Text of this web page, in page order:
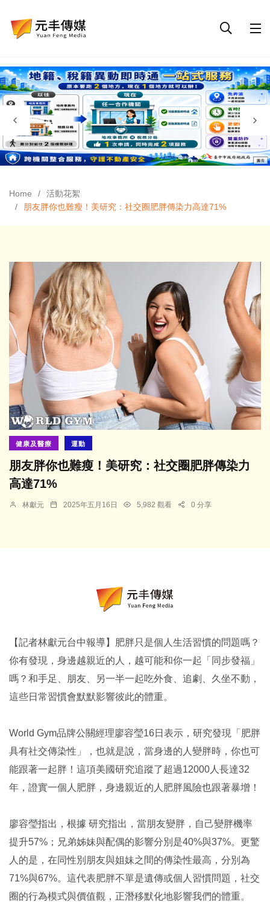
Home
活動花絮
朋友胖你也難瘦！美研究：社交圈肥胖傳染力高達71%
健康及醫療 運動
朋友胖你也難瘦！美研究：社交圈肥胖傳染力
高達71%
林獻元 2025年五月16日 5,982 觀看 0 分享
【記者林獻元台中報導】肥胖只是個人生活習慣的問題嗎？
你有發現，身邊越親近的人，越可能和你一起「同步發福」
嗎？和手足、朋友、另一半一起吃外食、追劇、久坐不動，
這些日常習慣會默默影響彼此的體重。
World Gym品牌公關經理廖容瑩16日表示，研究發現「肥胖
具有社交傳染性」，也就是說，當身邊的人變胖時，你也可
能跟著一起胖！這項美國研究追蹤了超過12000人長達32
年，證實一個人肥胖，身邊親近的人肥胖風險也跟著暴增！
廖容瑩指出，根據 研究指出，當朋友變胖，自己變胖機率
提升57%；兄弟姊妹與配偶的影響分別是40%與37%。更驚
人的是，在同性別朋友與姐妹之間的傳染性最高，分別為
71%與67%。這代表肥胖不單是遺傳或個人習慣問題，社交
圈的行為模式與價值觀，正潛移默化地影響我們的體重。